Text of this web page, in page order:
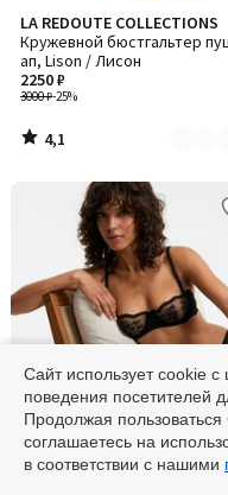
LA REDOUTE COLLECTIONS
Кружевной бюстгальтер
ап, Lison / Лисон
3000 ₽-25%
2250 ₽
4,1
/ 5
Количество
цветов:
3
4,1
/
-55% по коду 5525
LA REDOUTE COLLECTIONS
Бюстгальтер-балконет
2,8
/ 5
Сайт использует cookie
поведения посетителей
Продолжая
соглашаетесь на
в соответствии с нашими